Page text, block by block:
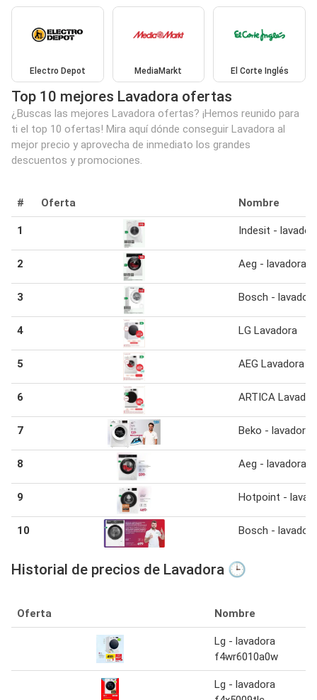
Electro Depot MediaMarkt El Corte Inglés
Top 10 mejores Lavadora ofertas
¿Buscas las mejores Lavadora ofertas? ¡Hemos reunido para
ti el top 10 ofertas! Mira aquí dónde conseguir Lavadora al
mejor precio y aprovecha de inmediato los grandes
descuentos y promociones.
# Oferta Nombre
1 Indesit -
2 Aeg - lavadora
3 Bosch - lavadora
4 LG Lavadora
5 AEG Lavadora
6 ARTICA
7 Beko - lavadora
8 Aeg - lavadora
9 Hotpoint -
10 Bosch - lavadora
Historial de precios de Lavadora 🕒
Oferta Nombre
Lg - lavadora
f4wr6010a0w
Lg - lavadora